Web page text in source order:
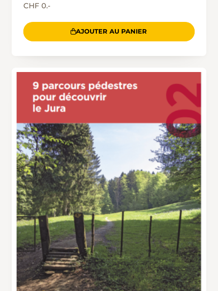
CHF 0.-
AJOUTER AU PANIER